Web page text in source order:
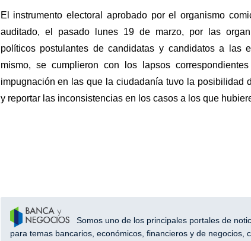
El instrumento electoral aprobado por el organismo
auditado, el pasado lunes 19 de marzo, por las
políticos postulantes de candidatas y candidatos a las
mismo, se cumplieron con los lapsos
impugnación en las que la ciudadanía tuvo la posibilidad
y reportar las inconsistencias en los casos a los que
Somos uno de los principales portales de
para temas bancarios, económicos, financieros y de negocios,